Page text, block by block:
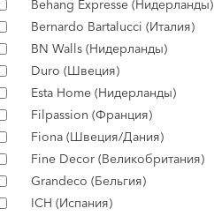
Behang Expresse (Нидерланды)
Bernardo Bartalucci (Италия)
BN Walls (Нидерланды)
Duro (Швеция)
Esta Home (Нидерланды)
Filpassion (Франция)
Fiona (Швеция/Дания)
Fine Decor (Великобритания)
Grandeco (Бельгия)
ICH (Испания)